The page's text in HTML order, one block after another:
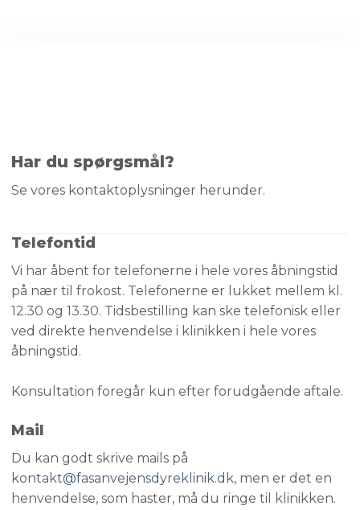
Har du spørgsmål?
Se vores kontaktoplysninger​ herunder.
Telefontid
Vi har åbent for telefonerne i hele vores åbningstid
på nær til frokost. Telefonerne er lukket mellem kl.
12.30 og 13.30. Tidsbestilling kan ske telefonisk eller
ved direkte henvendelse i klinikken i hele vores
åbningstid.
Konsultation foregår kun efter forudgående aftale.
Mail
Du kan godt skrive mails på
kontakt@fasanvejensdyreklinik.dk, men er det en
henvendelse, som haster, må du ringe til klinikken.